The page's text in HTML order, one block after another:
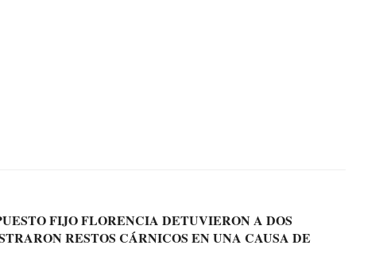
FIJO FLORENCIA DETUVIERON A DOS
RESTOS CÁRNICOS EN UNA CAUSA DE